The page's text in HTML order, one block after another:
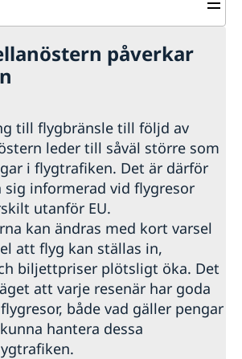
i Samoa
och katastrofer
säkerhet
påverkar
till flygbränsle till följd av
leder till såväl större som
i flygtrafiken. Det är därför
informerad vid flygresor
utanför EU.
kan ändras med kort varsel
att flyg kan ställas in,
biljettpriser plötsligt öka. Det
att varje resenär har goda
både vad gäller pengar
hantera dessa